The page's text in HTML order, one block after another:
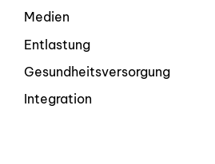
Medien
Entlastung
Gesundheitsversorgung
Integration